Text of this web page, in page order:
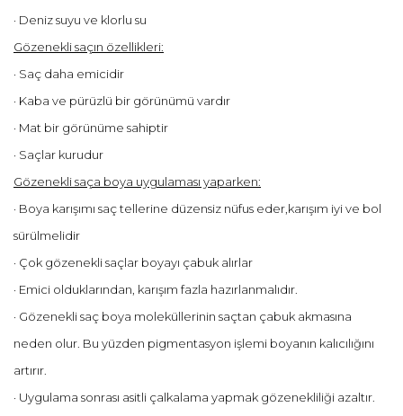
· Deniz suyu ve klorlu su
Gözenekli saçın özellikleri:
· Saç daha emicidir
· Kaba ve pürüzlü bir görünümü vardır
· Mat bir görünüme sahiptir
· Saçlar kurudur
Gözenekli saça boya uygulaması yaparken:
· Boya karışımı saç tellerine düzensiz nüfus eder,karışım iyi ve bol
sürülmelidir
· Çok gözenekli saçlar boyayı çabuk alırlar
· Emici olduklarından, karışım fazla hazırlanmalıdır.
· Gözenekli saç boya moleküllerinin saçtan çabuk akmasına
neden olur. Bu yüzden pigmentasyon işlemi boyanın kalıcılığını
artırır.
· Uygulama sonrası asitli çalkalama yapmak gözenekliliği azaltır.